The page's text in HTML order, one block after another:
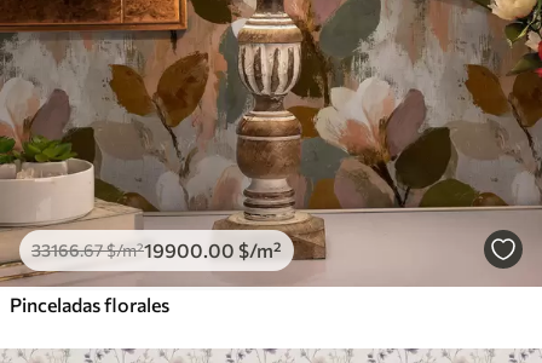
33166.67$/m²19900.00 $/m²
Pinceladas florales